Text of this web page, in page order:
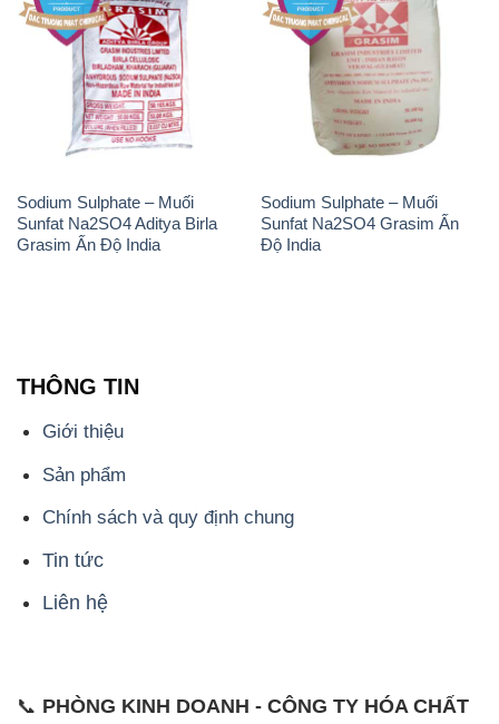
Sodium Sulphate – Muối
Sunfat Na2SO4 Aditya Birla
Grasim Ấn Độ India
Sodium Sulphate – Muối
Sunfat Na2SO4 Grasim Ấn
Độ India
THÔNG TIN
Giới thiệu
Sản phẩm
Chính sách và quy định chung
Tin tức
Liên hệ
📞 PHÒNG KINH DOANH - CÔNG TY HÓA CHẤT